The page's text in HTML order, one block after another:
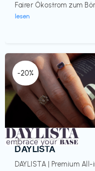
Fairer Ökostrom zum
lesen
-20%
Gesundheit & Wellness
DAYLISTA
DAYLISTA | Premium
€‎